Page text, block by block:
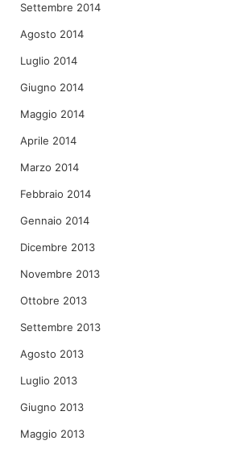
Settembre 2014
Agosto 2014
Luglio 2014
Giugno 2014
Maggio 2014
Aprile 2014
Marzo 2014
Febbraio 2014
Gennaio 2014
Dicembre 2013
Novembre 2013
Ottobre 2013
Settembre 2013
Agosto 2013
Luglio 2013
Giugno 2013
Maggio 2013